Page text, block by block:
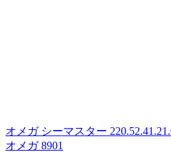
オメガ シーマスター
オメガ 8901